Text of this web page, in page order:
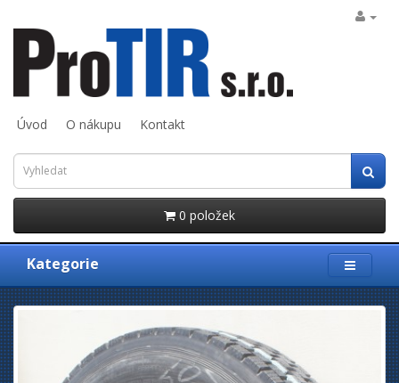
Úvod O nákupu Kontakt
0 položek
Kategorie